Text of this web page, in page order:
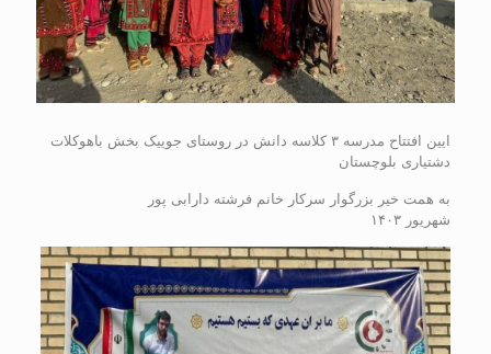
ایین افتتاح مدرسه ۳ کلاسه دانش در روستای جوییک بخش باهوکلات
دشتیاری بلوچستان
به همت خیر بزرگوار سرکار خانم فرشته دارابی پور
شهریور ۱۴۰۳